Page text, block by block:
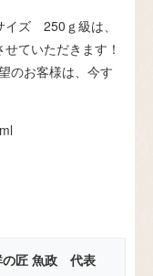
ズ 250ｇ級は、
ていただきます！
のお客様は、今す
匠 魚政 代表